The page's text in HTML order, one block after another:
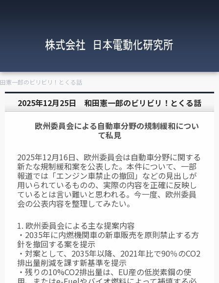
憲一郎のビリビリ！とくる話
2025年12月25日 和田憲一郎のビリビリ！とくる話
欧州委員会による自動車分野の規制緩和につい
て私見
2025年12月16日、欧州委員会は自動車分野に関する
新たな規制緩和案を公表した。本件について、一部
報道では「エンジン車禁止の撤回」などの見出しが
用いられているものの、実際の内容を正確に反映し
ているとは言い難いと思われる。今一度、欧州委員
会の公表内容を整理してみたい。
1. 欧州委員会による主な提案内容
・2035年に内燃機関車の新車販売を原則禁止する方
針を撤回する案を提示
・対案として、2035年以降、2021年比で90％のCO2
排出量削減を課す新基準を提示
・残りの10%CO2排出量は、EU産の低炭素鋼の使